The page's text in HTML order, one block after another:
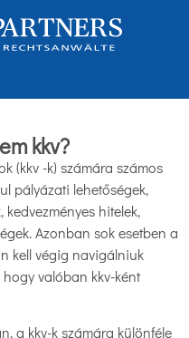
kkv?
(kkv -k) számára számos
pályázati lehetőségek,
hitelek,
Azonban sok esetben a
kell végig navigálniuk
valóban kkv-ként
a kkv-k számára különféle